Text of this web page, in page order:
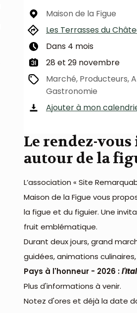
Maison de la Figue
Les Terrasses du
Dans 4 mois
28 et 29 novembre
Marché, Producteurs,
Gastronomie
Ajouter à mon
Le rendez-
autour de la
L’association « Site
Maison de la Figue vous
la figue et du figuier. Une
fruit emblématique.
Durant deux jours, grand
guidées, animations
Pays à l'honneur - 2026 :
Plus d'informations à venir.
Notez d'ores et déjà la date